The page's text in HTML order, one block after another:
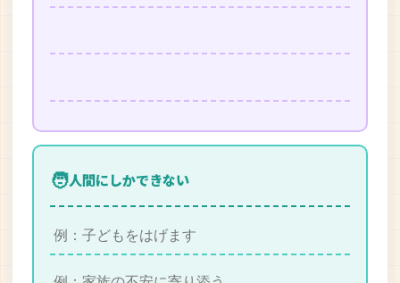
🧑人間にしかできない